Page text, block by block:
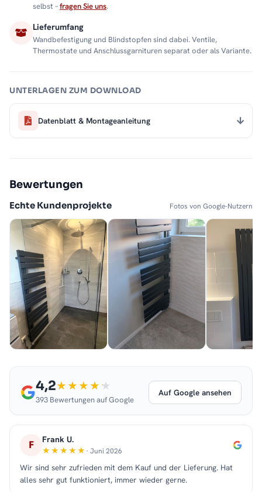
selbst –fragen Sie uns.
Lieferumfang
Wandbefestigung und Blindstopfen sind dabei. Ventile,
Thermostate und Anschlussgarnituren separat oder als Variante.
UNTERLAGEN ZUM DOWNLOAD
Datenblatt & Montageanleitung
Bewertungen
Echte Kundenprojekte Fotos von Google-Nutzern
4,2
393 Bewertungen auf Google
Auf Google ansehen
F Frank U.
· Juni 2026
Wir sind sehr zufrieden mit dem Kauf und der Lieferung. Hat
alles sehr gut funktioniert, immer wieder gerne.